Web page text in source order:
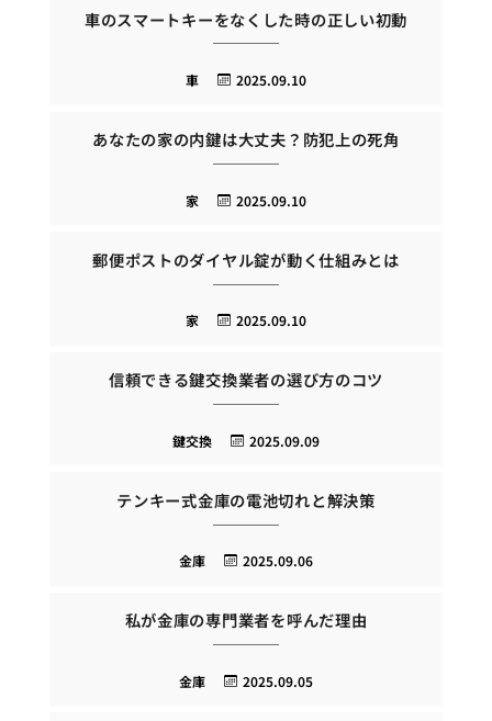
車のスマートキーをなくした時の正しい初動
2025.09.10
車
あなたの家の内鍵は大丈夫？防犯上の死角
2025.09.10
家
郵便ポストのダイヤル錠が動く仕組みとは
2025.09.10
家
信頼できる鍵交換業者の選び方のコツ
2025.09.09
鍵交換
テンキー式金庫の電池切れと解決策
2025.09.06
金庫
私が金庫の専門業者を呼んだ理由
2025.09.05
金庫